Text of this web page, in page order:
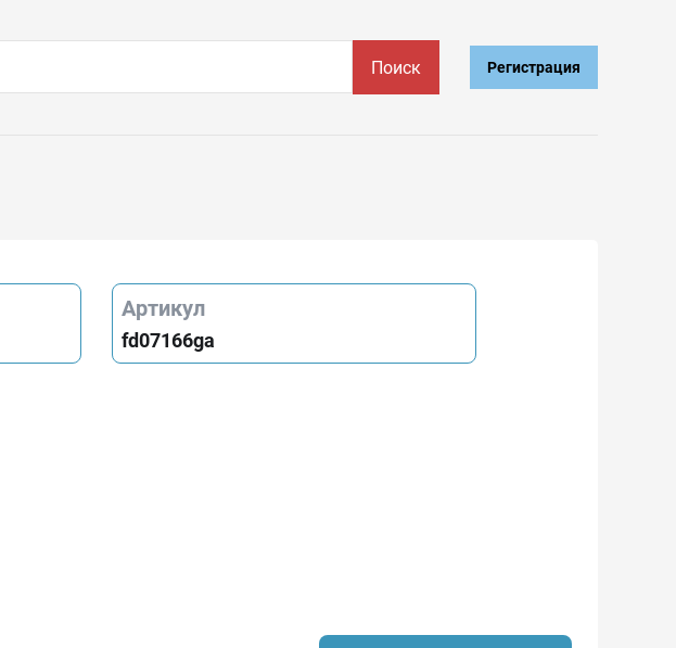
Поиск Регистрация
Артикул
fd07166ga